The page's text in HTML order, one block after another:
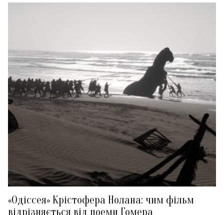
«Одіссея» Крістофера Нолана: чим фільм
відрізняється від поеми Гомера